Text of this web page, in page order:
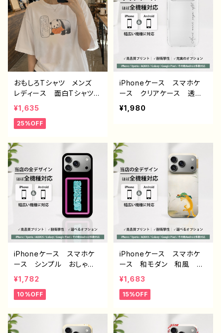
ル デザイン グッズ 半
袖シャツ デザイン コラ
ボ タイトル：豚王族（ホワ
イト） 作：んごミック C-3
おもしろTシャツ メンズ
レディース 面白Tシャツ
かわいい おしゃれ イラ
スト パンダ 動物 ゆる
かわ ゆるい ユニーク
ター おすすめ 個性的
人気 イラストレーター
クリエイター 絵師 オリ
ジナル デザイン グッ
ズ 半袖シャツ デザイ
ン コラボ 悪いことを言
うパンダ タイトル：たいや
き悪パンダ セリフ付き
作：こさつね C-3
¥1,635
25%OFF
iPhoneケース スマホケ
ース クリアケース 透明
ケース シンプル おしゃ
れ 英字ロゴ ミニマル
ディース 大人女子 耐衝
撃 iPhone17/16/15/14/1
3 AQUOS Xperia Go
oglepixel Galaxy And
roid アンドロイド 携帯
ケース おすすめ 個性
的 人気 クリエイター
オリジナル デザイン グッ
ズ タイトル：Hard work
pays off.
¥1,980
iPhoneケース スマホケ
ース シンプル おしゃ
れ 面白い おもしろスマ
ホケース ネタ系 エモ
い ほぼ 全機種対応 メン
AQUOS Xperia Goo
glepixel Galaxy Andr
¥1,782
10%OFF
iPhoneケース スマホケ
ース 和モダン 和風 和
柄 動物 狐 シンプル
おしゃれ メンズ 大人女
子 かわいい 安い iPho
すすめ 個性的 Android
アンドロイド ケース G
¥1,683
15%OFF